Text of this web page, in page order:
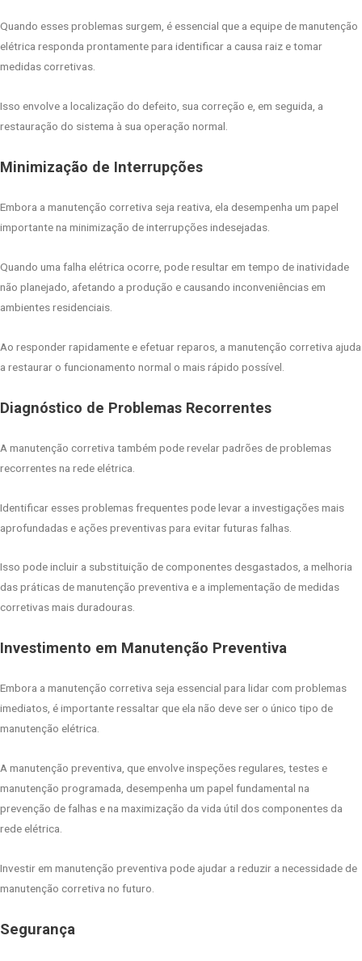
Quando esses problemas surgem, é essencial que a equipe de manutenção
elétrica responda prontamente para identificar a causa raiz e tomar
medidas corretivas.
Isso envolve a localização do defeito, sua correção e, em seguida, a
restauração do sistema à sua operação normal.
Minimização de Interrupções
Embora a manutenção corretiva seja reativa, ela desempenha um papel
importante na minimização de interrupções indesejadas.
Quando uma falha elétrica ocorre, pode resultar em tempo de inatividade
não planejado, afetando a produção e causando inconveniências em
ambientes residenciais.
Ao responder rapidamente e efetuar reparos, a manutenção corretiva ajuda
a restaurar o funcionamento normal o mais rápido possível.
Diagnóstico de Problemas Recorrentes
A manutenção corretiva também pode revelar padrões de problemas
recorrentes na rede elétrica.
Identificar esses problemas frequentes pode levar a investigações mais
aprofundadas e ações preventivas para evitar futuras falhas.
Isso pode incluir a substituição de componentes desgastados, a melhoria
das práticas de manutenção preventiva e a implementação de medidas
corretivas mais duradouras.
Investimento em Manutenção Preventiva
Embora a manutenção corretiva seja essencial para lidar com problemas
imediatos, é importante ressaltar que ela não deve ser o único tipo de
manutenção elétrica.
A manutenção preventiva, que envolve inspeções regulares, testes e
manutenção programada, desempenha um papel fundamental na
prevenção de falhas e na maximização da vida útil dos componentes da
rede elétrica.
Investir em manutenção preventiva pode ajudar a reduzir a necessidade de
manutenção corretiva no futuro.
Segurança